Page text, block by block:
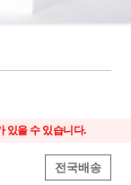
있을 수 있습니다.
전국배송